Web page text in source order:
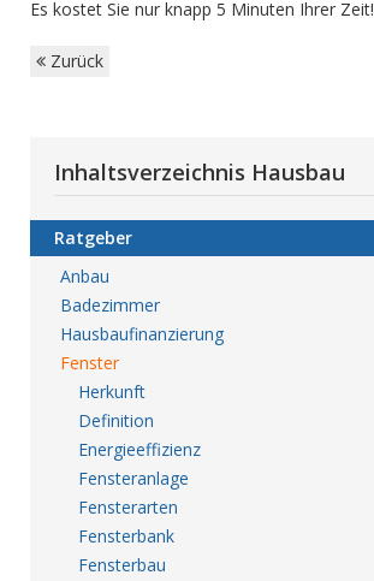
Es kostet Sie nur knapp 5 Minuten Ihrer Zeit!
Zurück
Inhaltsverzeichnis Hausbau
Ratgeber
Anbau
Badezimmer
Hausbaufinanzierung
Fenster
Herkunft
Definition
Energieeffizienz
Fensteranlage
Fensterarten
Fensterbank
Fensterbau